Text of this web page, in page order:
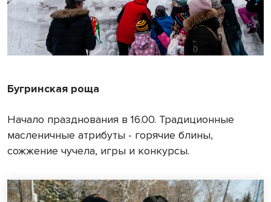
Бугринская роща
Начало празднования в 16.00. Традиционные
масленичные атрибуты - горячие блины,
сожжение чучела, игры и конкурсы.